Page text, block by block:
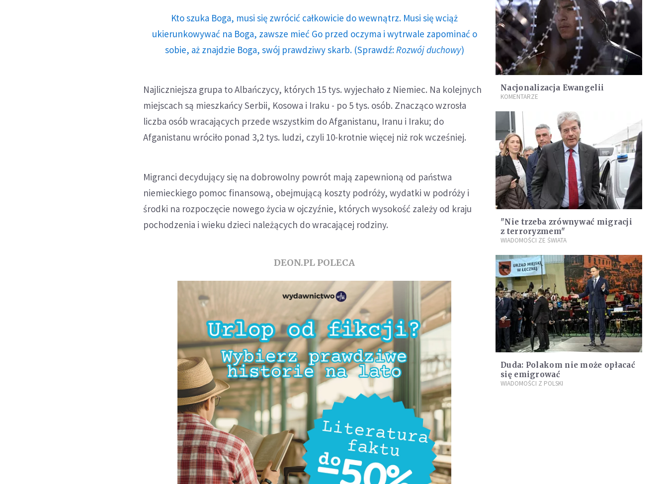
Kto szuka Boga, musi się zwrócić całkowicie do wewnątrz. Musi się wciąż
ukierunkowywać na Boga, zawsze mieć Go przed oczyma i wytrwale zapominać o
sobie, aż znajdzie Boga, swój prawdziwy skarb. (Sprawdź: Rozwój duchowy)
Najliczniejsza grupa to Albańczycy, których 15 tys. wyjechało z Niemiec. Na kolejnych
miejscach są mieszkańcy Serbii, Kosowa i Iraku - po 5 tys. osób. Znacząco wzrosła
liczba osób wracających przede wszystkim do Afganistanu, Iranu i Iraku; do
Afganistanu wróciło ponad 3,2 tys. ludzi, czyli 10-krotnie więcej niż rok wcześniej.
Migranci decydujący się na dobrowolny powrót mają zapewnioną od państwa
niemieckiego pomoc finansową, obejmującą koszty podróży, wydatki w podróży i
środki na rozpoczęcie nowego życia w ojczyźnie, których wysokość zależy od kraju
pochodzenia i wieku dzieci należących do wracającej rodziny.
DEON.PL POLECA
Nacjonalizacja Ewangelii
KOMENTARZE
"Nie trzeba zrównywać migracji
z terroryzmem"
WIADOMOŚCI ZE ŚWIATA
Duda: Polakom nie może opłacać
się emigrować
WIADOMOŚCI Z POLSKI